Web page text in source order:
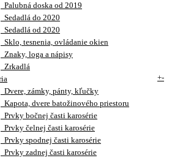
Palubná doska od 2019
Sedadlá do 2020
Sedadlá od 2020
Sklo, tesnenia, ovládanie okien
Znaky, loga a nápisy
Zrkadlá
+-
Dvere, zámky, pánty, kľučky
Kapota, dvere batožinového priestoru
Prvky bočnej časti karosérie
Prvky čelnej časti karosérie
Prvky spodnej časti karosérie
Prvky zadnej časti karosérie